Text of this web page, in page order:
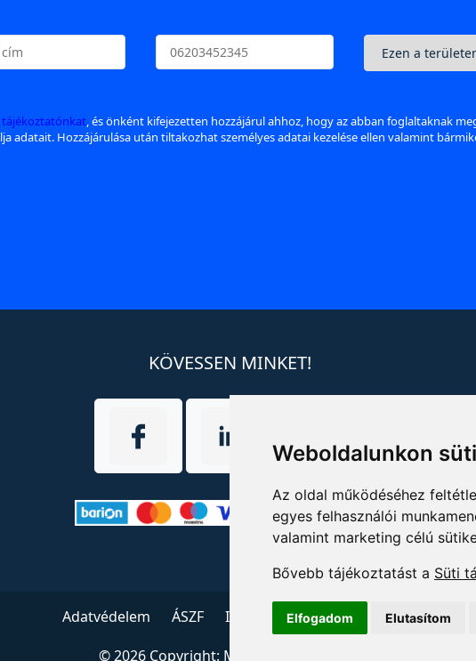
Weboldalunkon
Az oldal működéséhez
egyes felhasználói
valamint marketing célú
Bővebb tájékoztatást a Süti
Elfogadom Elutasítom
tájékoztatónkat, és önként kifejezetten hozzájárul ahhoz, hogy az abban foglaltaknak
adatait. Hozzájárulása után tiltakozhat személyes adatai kezelése ellen valamint
KÖVESSEN MINKET!
Adatvédelem ÁSZF Impresszum
Kapcsolat
© 2026 Copyright: Menedzserpraxis.hu